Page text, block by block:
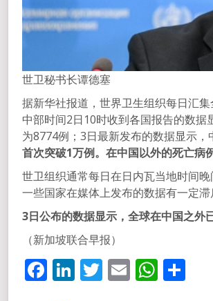
世卫秘书长谭德塞
据新华社报道，世界卫生组织每日汇
中部时间2日10时收到各国报告的数
为8774例；3日最新发布的数据显示
首次突破1万例。在中国以外的死亡病
世卫组织通常每日在日内瓦当地时间
一些国家在媒体上发布的数据有一定滞
3日公布的数据显示，全球在中国之外
（新加坡联合早报）
Facebook
LinkedIn
Twitter
Email